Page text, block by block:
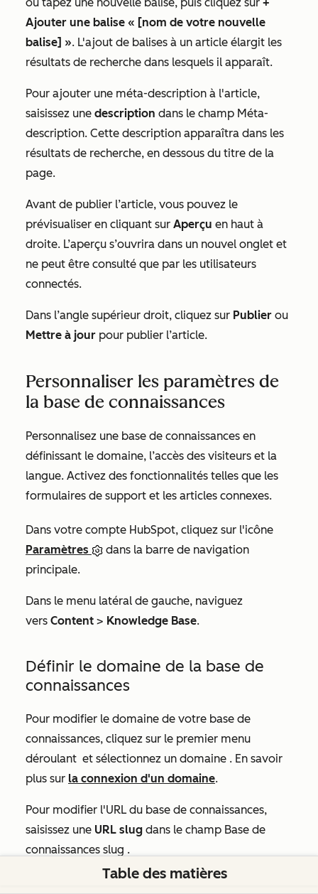
Ajouter une balise « [nom de votre nouvelle
balise] ». L'ajout de balises à un article élargit les
résultats de recherche dans lesquels il apparaît.
Pour ajouter une méta-description à l'article,
saisissez une description dans le champ Méta-
description. Cette description apparaîtra dans les
résultats de recherche, en dessous du titre de la
page.
Avant de publier l’article, vous pouvez le
prévisualiser en cliquant sur Aperçu en haut à
droite. L’aperçu s’ouvrira dans un nouvel onglet et
ne peut être consulté que par les utilisateurs
connectés.
Dans l’angle supérieur droit, cliquez sur Publier ou
Mettre à jour pour publier l’article.
Personnaliser les paramètres de
la base de connaissances
Personnalisez une base de connaissances en
définissant le domaine, l’accès des visiteurs et la
langue. Activez des fonctionnalités telles que les
formulaires de support et les articles connexes.
Dans votre compte HubSpot, cliquez sur l'icône
Paramètres
dans la barre de navigation
principale.
Dans le menu latéral de gauche, naviguez
vers Content > Knowledge Base.
Définir le domaine de la base de
connaissances
Pour modifier le domaine de votre base de
connaissances, cliquez sur le premier menu
déroulant et sélectionnez un domaine . En savoir
plus sur la connexion d'un domaine.
Pour modifier l'URL du base de connaissances,
saisissez une URL slug dans le champ Base de
connaissances slug .
Dans l'angle inférieur gauche, cliquez
Table des matières